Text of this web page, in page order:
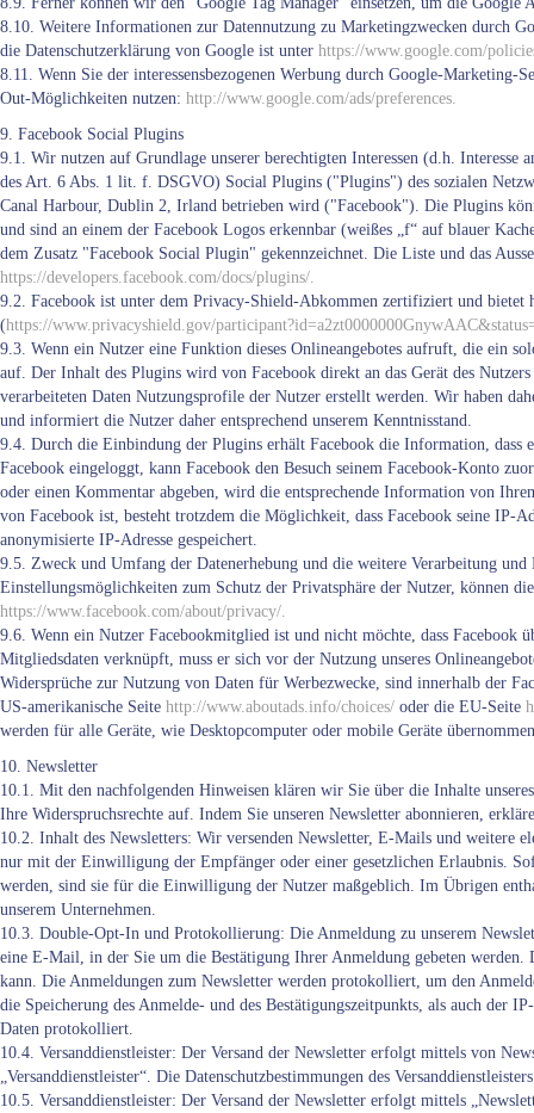
8.10. Weitere Informationen zur Datennutzung zu Marketingzwecken durch
die Datenschutzerklärung von Google ist unter https://www.google.com/
8.11. Wenn Sie der interessensbezogenen Werbung durch Google-
Out-Möglichkeiten nutzen: http://www.google.com/ads/preferences.
9. Facebook Social Plugins
9.1. Wir nutzen auf Grundlage unserer berechtigten Interessen (d.h.
des Art. 6 Abs. 1 lit. f. DSGVO) Social Plugins ("Plugins") des sozialen
Canal Harbour, Dublin 2, Irland betrieben wird ("Facebook"). Die Plugins
und sind an einem der Facebook Logos erkennbar (weißes „f“ auf blauer
dem Zusatz "Facebook Social Plugin" gekennzeichnet. Die Liste und das
https://developers.facebook.com/docs/plugins/.
9.2. Facebook ist unter dem Privacy-Shield-Abkommen zertifiziert und bietet
(https://www.privacyshield.gov/
9.3. Wenn ein Nutzer eine Funktion dieses Onlineangebotes aufruft, die ein
auf. Der Inhalt des Plugins wird von Facebook direkt an das Gerät des
verarbeiteten Daten Nutzungsprofile der Nutzer erstellt werden. Wir haben
und informiert die Nutzer daher entsprechend unserem Kenntnisstand.
9.4. Durch die Einbindung der Plugins erhält Facebook die Information, dass
Facebook eingeloggt, kann Facebook den Besuch seinem Facebook-Konto
oder einen Kommentar abgeben, wird die entsprechende Information von
von Facebook ist, besteht trotzdem die Möglichkeit, dass Facebook seine
anonymisierte IP-Adresse gespeichert.
9.5. Zweck und Umfang der Datenerhebung und die weitere Verarbeitung
Einstellungsmöglichkeiten zum Schutz der Privatsphäre der Nutzer, können
https://www.facebook.com/about/privacy/.
9.6. Wenn ein Nutzer Facebookmitglied ist und nicht möchte, dass Facebook
Mitgliedsdaten verknüpft, muss er sich vor der Nutzung unseres
Widersprüche zur Nutzung von Daten für Werbezwecke, sind innerhalb der
US-amerikanische Seite http://www.aboutads.info/choices/ oder die EU-Seite
werden für alle Geräte, wie Desktopcomputer oder mobile Geräte
10. Newsletter
10.1. Mit den nachfolgenden Hinweisen klären wir Sie über die Inhalte
Ihre Widerspruchsrechte auf. Indem Sie unseren Newsletter abonnieren,
10.2. Inhalt des Newsletters: Wir versenden Newsletter, E-Mails und weitere
nur mit der Einwilligung der Empfänger oder einer gesetzlichen Erlaubnis.
werden, sind sie für die Einwilligung der Nutzer maßgeblich. Im Übrigen
unserem Unternehmen.
10.3. Double-Opt-In und Protokollierung: Die Anmeldung zu unserem
eine E-Mail, in der Sie um die Bestätigung Ihrer Anmeldung gebeten
kann. Die Anmeldungen zum Newsletter werden protokolliert, um den
die Speicherung des Anmelde- und des Bestätigungszeitpunkts, als auch der
Daten protokolliert.
10.4. Versanddienstleister: Der Versand der Newsletter erfolgt mittels von
„Versanddienstleister“. Die Datenschutzbestimmungen des
10.5. Versanddienstleister: Der Versand der Newsletter erfolgt mittels